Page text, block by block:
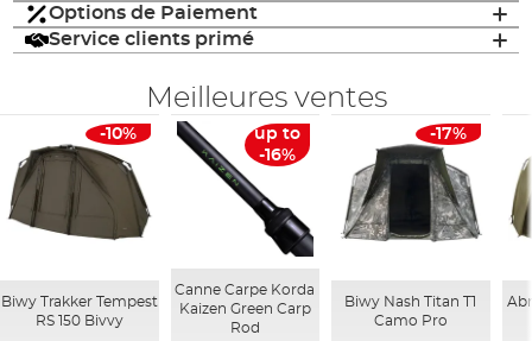
Options de Paiement
Service clients primé
Meilleures ventes
-10%
Biwy Trakker Tempest
RS 150 Bivvy
up to
-16%
Canne Carpe Korda
Kaizen Green Carp
Rod
-17%
Biwy Nash Titan T1
Camo Pro